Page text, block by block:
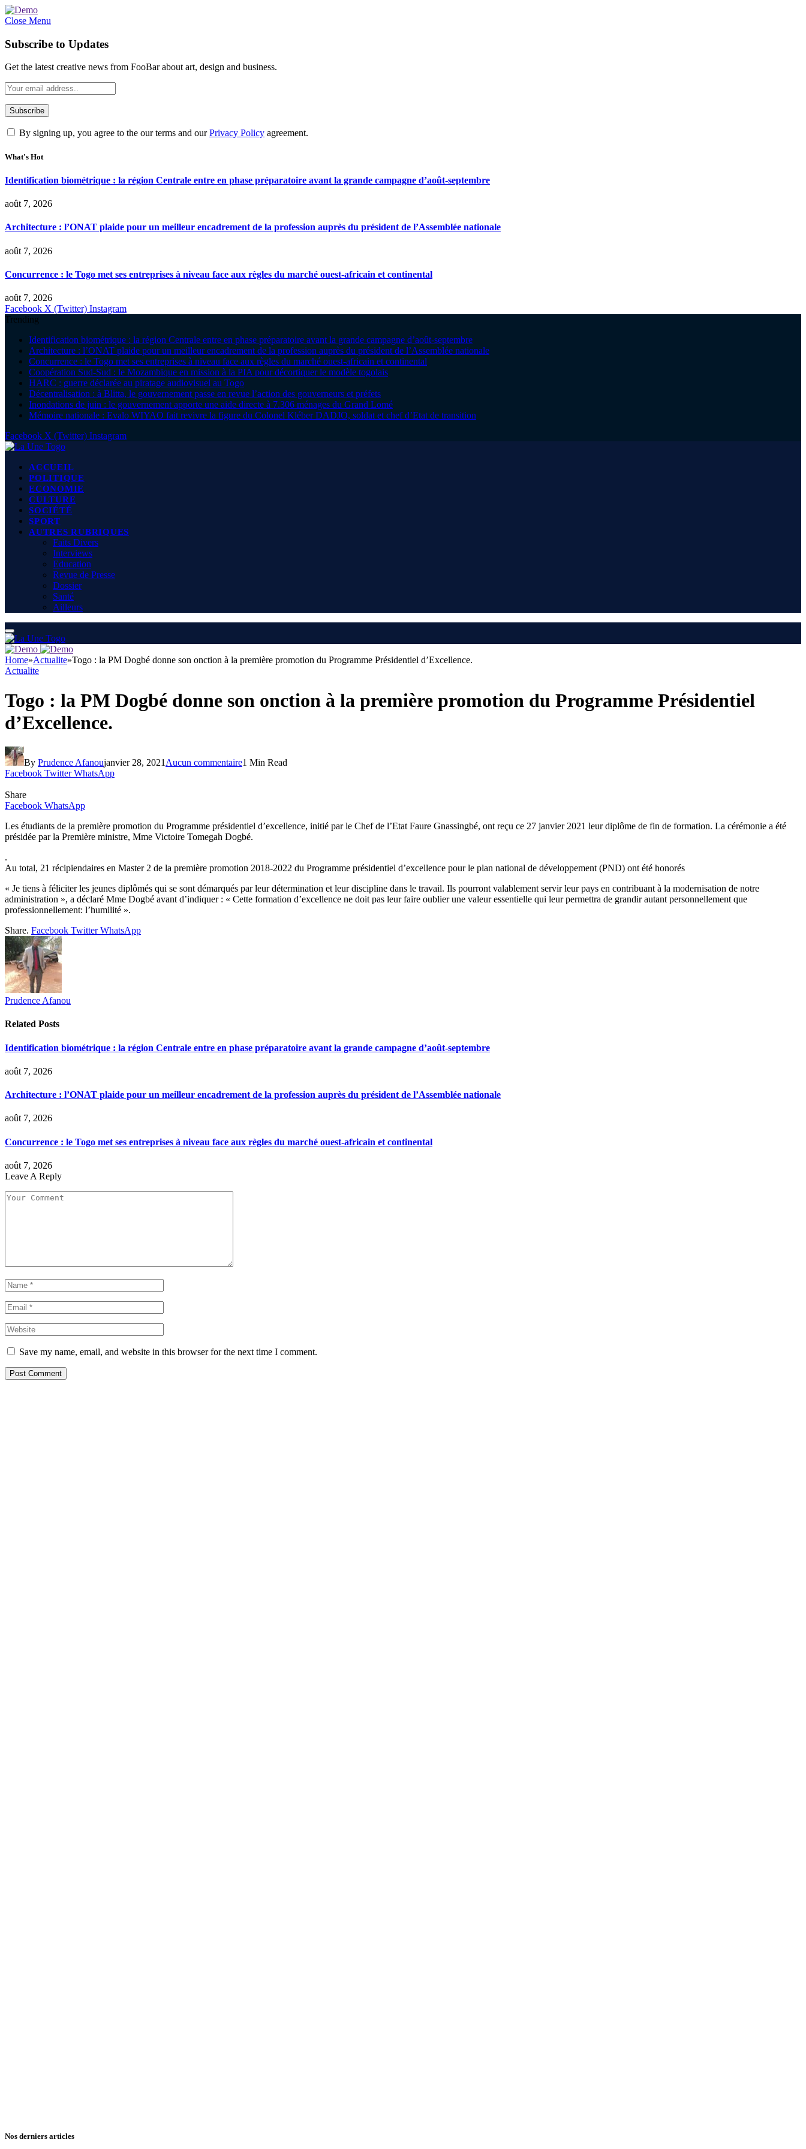
Close Menu
Subscribe to Updates
Get the latest creative news from FooBar about art, design and business.
By signing up, you agree to the our terms and ourPrivacy Policy agreement.
What's Hot
Identification biométrique : la région Centrale entre en phase préparatoire avant la grande campagne d’août-septembre
août 7, 2026
Architecture : l’ONAT plaide pour un meilleur encadrement de la profession auprès du président de l’Assemblée nationale
août 7, 2026
Concurrence : le Togo met ses entreprises à niveau face aux règles du marché ouest-africain et continental
août 7, 2026
Facebook X (Twitter) Instagram
Trending
Identification biométrique : la région Centrale entre en phase préparatoire avant la grande campagne d’août-septembre
Architecture : l’ONAT plaide pour un meilleur encadrement de la profession auprès du président de l’Assemblée nationale
Concurrence : le Togo met ses entreprises à niveau face aux règles du marché ouest-africain et continental
Coopération Sud-Sud : le Mozambique en mission à la PIA pour décortiquer le modèle togolais
HARC : guerre déclarée au piratage audiovisuel au Togo
Décentralisation : à Blitta, le gouvernement passe en revue l’action des gouverneurs et préfets
Inondations de juin : le gouvernement apporte une aide directe à 7.306 ménages du Grand Lomé
Mémoire nationale : Evalo WIYAO fait revivre la figure du Colonel Kléber DADJO, soldat et chef d’Etat de transition
Facebook X (Twitter) Instagram
ACCUEIL
POLITIQUE
ECONOMIE
CULTURE
SOCIÉTÉ
SPORT
AUTRES RUBRIQUES
Faits Divers
Interviews
Education
Revue de Presse
Dossier
Santé
Ailleurs
Home»Actualite»Togo : la PM Dogbé donne son onction à la première promotion du Programme Présidentiel d’Excellence.
Actualite
Togo : la PM Dogbé donne son onction à la première promotion du Programme Présidentiel
d’Excellence.
By Prudence Afanoujanvier 28, 2021 Aucun commentaire1 Min Read
Facebook Twitter WhatsApp
Share
Facebook WhatsApp
Les étudiants de la première promotion du Programme présidentiel d’excellence, initié par le Chef de l’Etat Faure Gnassingbé, ont reçu ce 27 janvier 2021 leur diplôme de fin de formation. La cérémonie a été
présidée par la Première ministre, Mme Victoire Tomegah Dogbé.
.
Au total, 21 récipiendaires en Master 2 de la première promotion 2018-2022 du Programme présidentiel d’excellence pour le plan national de développement (PND) ont été honorés
« Je tiens à féliciter les jeunes diplômés qui se sont démarqués par leur détermination et leur discipline dans le travail. Ils pourront valablement servir leur pays en contribuant à la modernisation de notre
administration », a déclaré Mme Dogbé avant d’indiquer : « Cette formation d’excellence ne doit pas leur faire oublier une valeur essentielle qui leur permettra de grandir autant personnellement que
professionnellement: l’humilité ».
Share. Facebook Twitter WhatsApp
Prudence Afanou
Related Posts
Identification biométrique : la région Centrale entre en phase préparatoire avant la grande campagne d’août-septembre
août 7, 2026
Architecture : l’ONAT plaide pour un meilleur encadrement de la profession auprès du président de l’Assemblée nationale
août 7, 2026
Concurrence : le Togo met ses entreprises à niveau face aux règles du marché ouest-africain et continental
août 7, 2026
Leave A Reply
Save my name, email, and website in this browser for the next time I comment.
Nos derniers articles